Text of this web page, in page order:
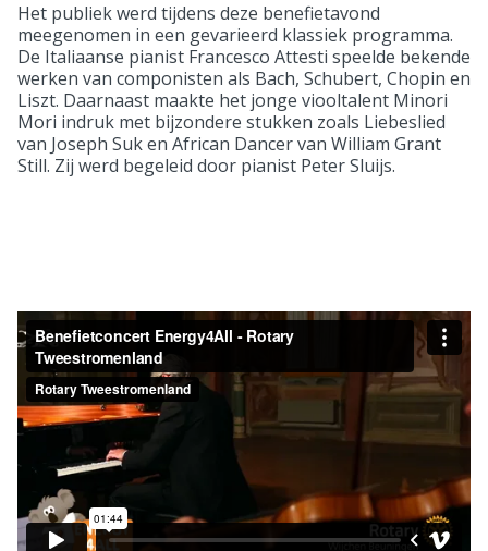
Het publiek werd tijdens deze benefietavond
meegenomen in een gevarieerd klassiek programma.
De Italiaanse pianist Francesco Attesti speelde bekende
werken van componisten als Bach, Schubert, Chopin en
Liszt. Daarnaast maakte het jonge viooltalent Minori
Mori indruk met bijzondere stukken zoals Liebeslied
van Joseph Suk en African Dancer van William Grant
Still. Zij werd begeleid door pianist Peter Sluijs.